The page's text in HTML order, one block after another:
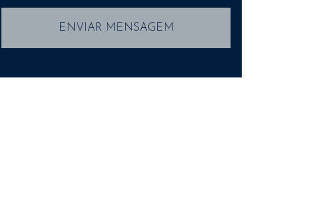
ENVIAR MENSAGEM